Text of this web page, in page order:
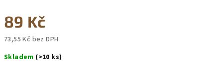
89 Kč
73,55 Kč bez DPH
cena:
Skladem (>10 ks)